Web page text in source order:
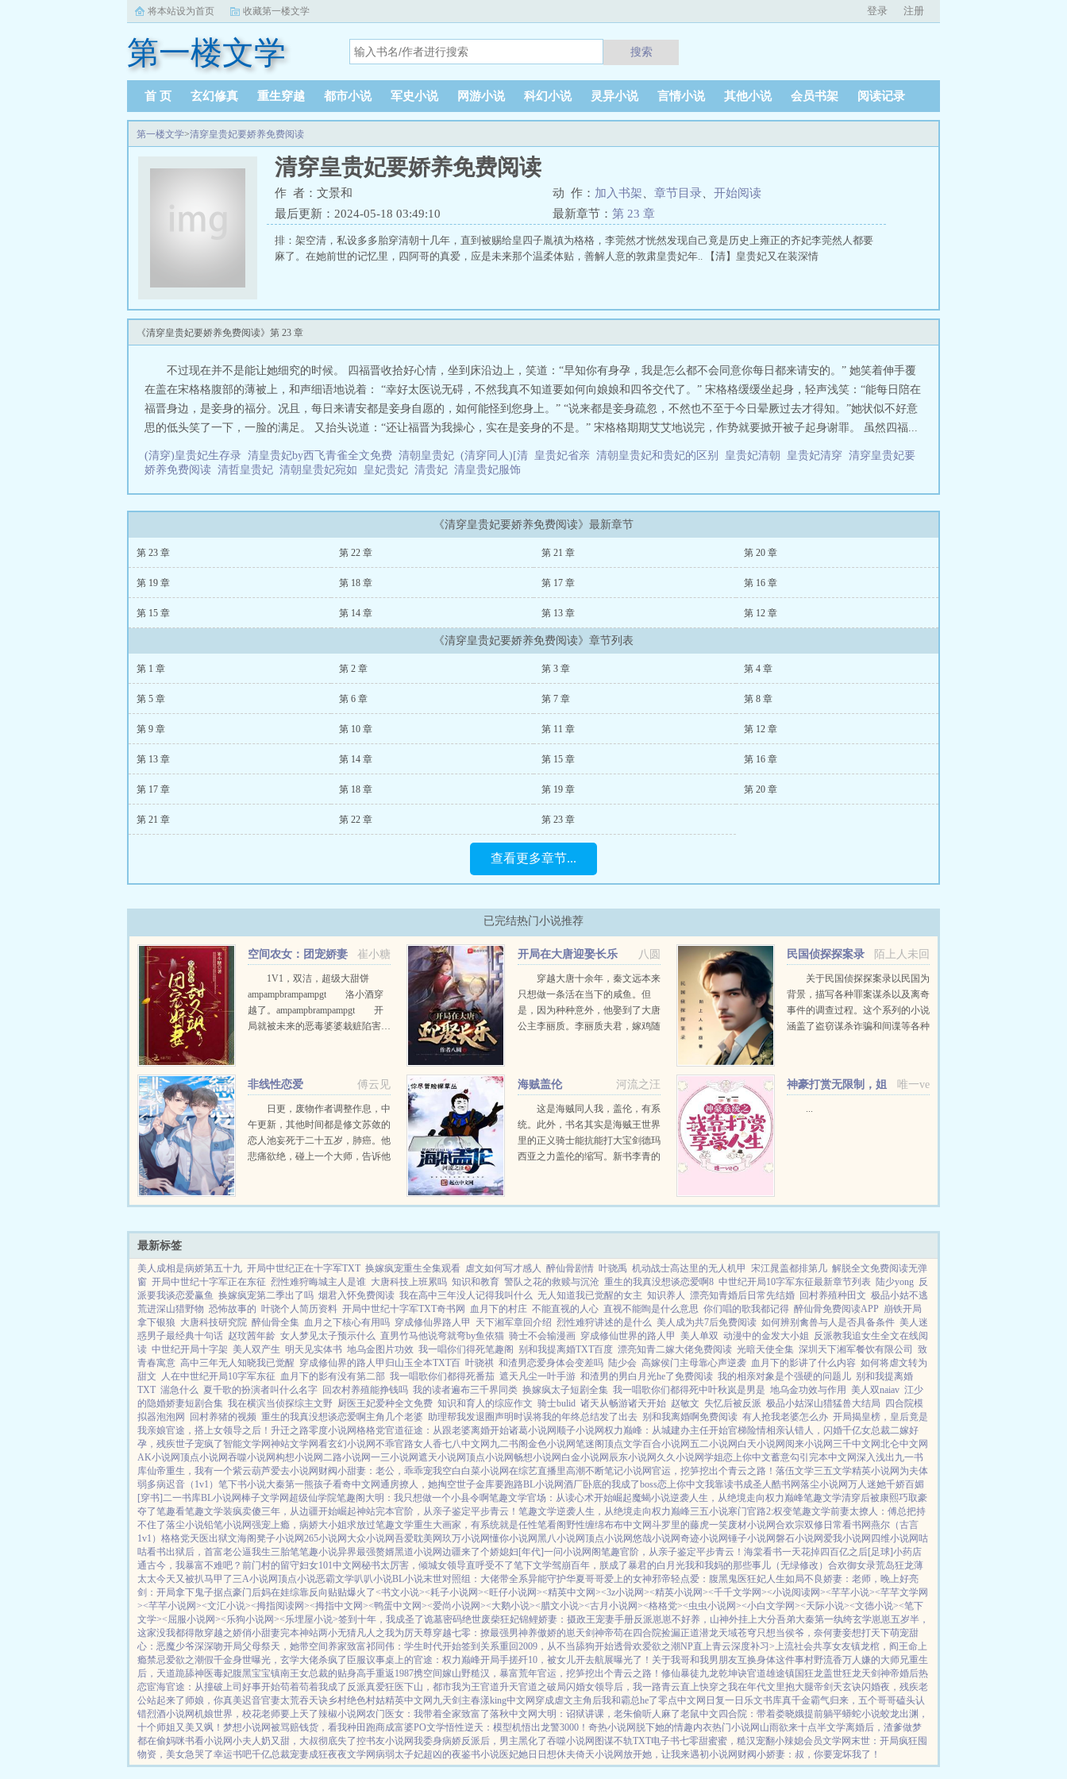
将本站设为首页 收藏第一楼文学 登录 注册
第一楼文学 搜索
首 页 玄幻修真 重生穿越 都市小说 军史小说 网游小说 科幻小说 灵异小说 言情小说 其他小说 会员书架 阅读记录
第一楼文学>清穿皇贵妃要娇养免费阅读
清穿皇贵妃要娇养免费阅读
作 者：文景和 动 作： 加入书架 章节目录
开始阅读
最后更新：2024-05-18 03:49:10
最新章节： 第 23 章
排：架空清，私设多多胎穿清朝十几年，直到被赐给皇四子胤禛为格格，李莞然才恍然发现自己竟是历史上雍正的齐妃李莞然人都要
麻了。在她前世的记忆里，四阿哥的真爱，应是未来那个温柔体贴，善解人意的敦肃皇贵妃年.. 【清】皇贵妃又在装深情
《清穿皇贵妃要娇养免费阅读》第 23 章
不过现在并不是能让她细究的时候。 四福晋收拾好心情，坐到床沿边上，笑道：“早知你有身孕，我是怎么都不会同意你每日都来请安的。” 她笑着伸手覆
在盖在宋格格腹部的薄被上，和声细语地说着： “幸好太医说无碍，不然我真不知道要如何向娘娘和四爷交代了。” 宋格格缓缓坐起身，轻声浅笑：“能每日陪在
福晋身边，是妾身的福分。况且，每日来请安都是妾身自愿的，如何能怪到您身上。” “说来都是妾身疏忽，不然也不至于今日晕厥过去才得知。”她状似不好意
思的低头笑了一下，一脸的满足。 又抬头说道：“还让福晋为我操心，实在是妾身的不是。” 宋格格期期艾艾地说完，作势就要掀开被子起身谢罪。 虽然四福...
(清穿)皇贵妃生存录 清皇贵妃by西飞青雀全文免费 清朝皇贵妃 (清穿同人)[清 皇贵妃省亲 清朝皇贵妃和贵妃的区别 皇贵妃清朝 皇贵妃清穿 清穿皇贵妃要
娇养免费阅读 清哲皇贵妃 清朝皇贵妃宛如 皇妃贵妃 清贵妃 清皇贵妃服饰
《清穿皇贵妃要娇养免费阅读》最新章节
第 23 章 第 22 章 第 21 章 第 20 章
第 19 章 第 18 章 第 17 章 第 16 章
第 15 章 第 14 章 第 13 章 第 12 章
《清穿皇贵妃要娇养免费阅读》章节列表
第 1 章 第 2 章 第 3 章 第 4 章
第 5 章 第 6 章 第 7 章 第 8 章
第 9 章 第 10 章 第 11 章 第 12 章
第 13 章 第 14 章 第 15 章 第 16 章
第 17 章 第 18 章 第 19 章 第 20 章
第 21 章 第 22 章 第 23 章
查看更多章节...
已完结热门小说推荐
崔小糖
空间农女：团宠娇妻
甜又飒1V1，双洁，超级大甜饼
ampampbrampampgt 洛小酒穿
越了。ampampbrampampgt 开
局就被未来的恶毒婆婆栽赃陷害…
八圆
开局在大唐迎娶长乐
穿越大唐十余年，秦文远本来
只想做一条活在当下的咸鱼。但
是，因为种种意外，他娶到了大唐
公主李丽质。李丽质夫君，嫁鸡随
钱！各...
陌上人未回
民国侦探探案录
关于民国侦探探案录以民国为
背景，描写各种罪案谋杀以及离奇
事件的调查过程。这个系列的小说
涵盖了盗窃谋杀诈骗和间谍等各种
傅云见
非线性恋爱
日更，废物作者调整作息，中
午更新，其他时间都是修文苏敛的
恋人池妄死于二十五岁，肺癌。他
悲痛欲绝，碰上一个大师，告诉他
表，只要拨动指针，就可以跳跃时
河流之汪
海贼盖伦
这是海贼同人我，盖伦，有系
统。此外，书名其实是海贼王世界
里的正义骑士能抗能打大宝剑德玛
西亚之力盖伦的缩写。新书李青的
唯一ve
神豪打赏无限制，姐
...
最新标签
美人成相是病娇第五十九 开局中世纪正在十字军TXT 换嫁疯宠重生全集观看 虐文如何写才感人 醉仙骨剧情 叶骁禹 机动战士高达里的无人机甲 宋江晁盖都排第几 解脱全文免费阅读无弹
窗 开局中世纪十字军正在东征 烈性难狩晦城主人是谁 大唐科技上班累吗 知识和教育 警队之花的救赎与沉沧 重生的我真没想谈恋爱啊8 中世纪开局10字军东征最新章节列表 陆少yong 反
派要我谈恋爱赢鱼 换嫁疯宠第二季出了吗 烟君入怀免费阅读 我在高中三年没人记得我叫什么 无人知道我已觉醒的女主 知识养人 漂亮知青婚后日常先结婚 回村养殖种田文 极品小姑不逃
荒进深山猎野物 恐怖故事的 叶骁个人简历资料 开局中世纪十字军TXT奇书网 血月下的村庄 不能直视的人心 直视不能眴是什么意思 你们唱的歌我都记得 醉仙骨免费阅读APP 崩铁开局
拿下银狼 大唐科技研究院 醉仙骨全集 血月之下核心有用吗 穿成修仙界路人甲 天下湘军章回介绍 烈性难狩讲述的是什么 美人成为共7后免费阅读 如何辨别禽兽与人是否具备条件 美人迷
惑男子最经典十句话 赵玟茜年龄 女人梦见太子预示什么 直男竹马他说弯就弯by鱼依猫 骑士不会输漫画 穿成修仙世界的路人甲 美人单双 动漫中的金发大小姐
反派教我追女生全文在线阅
读 中世纪开局十字架 美人双产生 明天见实体书 地乌金图片功效 我一唱你们得死笔趣阁 别和我提离婚TXT百度 漂亮知青二嫁大佬免费阅读 光暗天使全集 深圳天下湘军餐饮有限公司
致
青春寓意 高中三年无人知晓我已觉醒 穿成修仙界的路人甲归山玉全本TXT百 叶骁祺 和渣男恋爱身体会变差吗 陆少会 高嫁侯门主母靠心声逆袭 血月下的影讲了什么内容 如何将虐文转为
甜文
人在中世纪开局10字军东征 血月下的影有没有第二部 我一唱歌你们都得死番茄 遮天凡尘一叶手游 和渣男的男白月光he了免费阅读 我的相亲对象是个强硬的问题儿 别和我提离婚
TXT 湍急什么 夏千歌的扮演者叫什么名字 回农村养殖能挣钱吗 我的读者遍布三千界同类 换嫁疯太子短剧全集 我一唱歌你们都得死中叶秋岚是男是 地乌金功效与作用 美人双naiav 江少
的隐婚娇妻短剧合集 我在横滨当侦探综主文野 厨医王妃爱种全文免费 知识和育人的综应作文 骑士bulid 诸天从畅游诸天开始 赵敏文 失忆后被反派 极品小姑深山猎猛兽大结局
四合院模
拟器泡泡网
回村养猪的视频 重生的我真没想谈恋爱啊主角几个老婆 助理帮我发退圈声明时误将我的年终总结发了出去 别和我离婚啊免费阅读 有人抢我老婆怎么办 开局揭皇榜，皇后竟是
我亲娘官途，搭上女领导之后！ 升迁之路零度小说网格格党官道征途：从跟老婆离婚开始诸葛小说网 顺子小说网权力巅峰：从城建办主任开始官梯险情相亲认错人，闪婚千亿女总裁二嫁好
孕，残疾世子宠疯了智能文学网神站文学网看玄幻小说网不乖官路女人香七八中文网 九二书阁金色小说网笔迷阁顶点文学百合小说网五二小说网 白天小说网 阅来小说网 三千中文网北仑中文网
AK小说网顶点小说网吞噬小说网构想小说网二路小说网一三小说网遮天小说网顶点小说网畅想小说网 白金小说网 辰东小说网 久久小说网学姐恋上你中文蓄意勾引 完本中文网深入浅出 九一书
库仙帝重生，我有一个紫云葫芦爱去小说网 财阀小甜妻：老公，乖乖宠我空白 白菜小说网在综艺直播里高潮不断笔记小说网官运，挖笋挖出个青云之路！ 落伍文学三五文学精英小说网 为夫体
弱多病迟音（1v1） 笔下书小说大秦第一熊孩子看奇中文网通房撩人，她掏空世子金库要跑路BL小说网酒厂卧底的我成了boss恋上你中文我靠读书成圣人酷书网落尘小说网万人迷她千娇百媚
[穿书]二一书库BL小说网棒子文学网 超级仙学院笔趣阁 大明：我只想做一个小县令啊笔趣文学官场：从读心术开始崛起魔蝎小说逆袭人生，从绝境走向权力巅峰笔趣文学清穿后被康熙巧取豪
夺了笔趣看笔趣文学装疯卖傻三年，从边疆开始崛起神站完本官阶，从亲子鉴定平步青云！ 笔趣文学逆袭人生，从绝境走向权力巅峰三五小说寒门官路2:权变笔趣文学前妻太撩人：傅总把持
不住了落尘小说铅笔小说网强宠上瘾，病娇大小姐求放过笔趣文学重生大画家，有系统就是任性笔看阁 野性缠绵布布中文网斗罗里的藤虎一笑废材小说网合欢宗双修日常看书网燕尔（古言
1v1） 格格党天医出狱文海阁凳子小说网265小说网 大众小说网吾爱耽美网玖万小说网懂你小说网黑八小说网顶点小说网悠哉小说网奇迹小说网锤子小说网磐石小说网爱我小说网 四维小说网咕
咕看书出狱后，首富老公逼我生三胎笔笔趣小说异界最强赘婿黑道小说网边疆来了个娇媳妇[年代]一问小说网 阁笔趣官阶，从亲子鉴定平步青云！ 海棠看书一天花掉四百亿之后[足球]小药店
通古今，我暴富不难吧？ 前门村的留守妇女101中文网秘书太厉害，倾城女领导直呼受不了笔下文学驾崩百年，朕成了暴君的白月光我和我妈的那些事儿（无绿修改） 合欢御女录荒岛狂龙薄
太太今天又被扒马甲了 三A小说网顶点小说恶霸文学叭叭小说BL小说末世对照组：大佬带全系异能守护华夏哥哥爱上的女神邪帝轻点爱：腹黑鬼医狂妃人生如局不良娇妻：老师，晚上好亮
剑：开局拿下鬼子据点豪门后妈在娃综靠反向贴贴爆火了<书文小说><耗子小说网><旺仔小说网><精英中文网><3z小说网><精英小说网><千千文学网><小说阅读网><芊芊小说><芊芊文学网
><芊芊小说网><文汇小说><拇指阅读网><拇指中文网><鸭蛋中文网><爱尚小说网><大鹅小说><腊文小说><古月小说网><格格党><虫虫小说网><小白文学网><天际小说><文德小说><笔下
文学><屈服小说网><乐狗小说网><乐埋屋小说>签到十年，我成圣了诡墓密码绝世废柴狂妃锦鲤娇妻：摄政王宠妻手册反派崽崽不好养，山神外挂上大分吾弟大秦第一纨绔玄学崽崽五岁半，
这家没我都得散穿越之娇俏小甜妻完本神站两小无猜凡人之我为厉天尊穿越七零：撩最强男神养傲娇的崽天剑神帝苟在四合院捡漏正道潜龙天域苍穹只想当侯爷，奈何妻妾想打天下萌宠甜
心：恶魔少爷深深吻开局父母祭天，她带空间养家致富祁同伟：学生时代开始签到关系重回2009，从不当舔狗开始透骨欢爱欲之潮NP直上青云深度补习>上流社会共享女友镇龙棺，阎王命上
瘾禁忌爱欲之潮假千金身世曝光，玄学大佬杀疯了 臣服议事桌上的官途：权力巅峰开局手搓歼10，被女儿开去航展曝光了！ 关于我哥和我男朋友互换身体这件事村野流香万人嫌的大师兄重生
后，天道跪舔神医毒妃腹黑宝宝镇南王女总裁的贴身高手重返1987携空间嫁山野糙汉，暴富荒年官运，挖笋挖出个青云之路！ 修仙暴徒九龙乾坤诀官道雄途镇国狂龙盖世狂龙天剑神帝婚后热
恋宦海官途：从撞破上司好事开始苟着苟着我成了反派真爱狂医下山，都市我为王官道升天官道之破局闪婚女领导后，我一路青云直上快穿之我在年代文里抱大腿帝剑天玄诀闪婚夜，残疾老
公站起来了 师娘，你真美迟音官妻太荒吞天诀乡村绝色村姑精英中文网 九天剑主春漾king中文网 穿成虐文主角后我和霸总he了零点中文网 日复一日 乐文书库真千金霸气归来，五个哥哥磕头认
错烈酒小说网机娘世界，校花老师要上天了辣椒小说网农门医女：我带着全家致富了落秋中文网 大明：诏狱讲课，老朱偷听人麻了老鼠中文 四合院：带着娄晓娥提前躺平蟒蛇小说蛟龙出渊，
十个师姐又美又飒！ 梦想小说网被骂赔钱货，看我种田跑商成富婆PO文学悟性逆天：模型机悟出龙警3000！ 奇热小说网 脱下她的情趣内衣热门小说网 山雨欲来十点半文学离婚后，渣爹做梦
都在偷妈咪书看小说网小夫人奶又甜，大叔彻底失了控书友小说网我委身病娇反派后，男主黑化了吞噬小说网 图谋不轨TXT电子书七零甜蜜蜜，糙汉宠翻小辣媳会员文学网末世：开局疯狂囤
物资，美女急哭了幸运书吧千亿总裁宠妻成狂夜夜文学网病弱太子妃超凶的夜鉴书小说医妃她日日想休夫倚天小说网放开她，让我来遇初小说网 财阀小娇妻：叔，你要宠坏我了！